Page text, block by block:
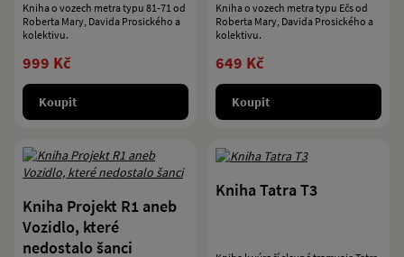
Kniha o vozech metra typu 81-71 od
Roberta Mary, Davida Prosického a
kolektivu.
999 Kč
Koupit
Kniha o vozech metra typu Ečs od
Roberta Mary, Davida Prosického a
kolektivu.
649 Kč
Koupit
Kniha Projekt R1 aneb
Vozidlo, které
nedostalo šanci
Kniha Tatra T3